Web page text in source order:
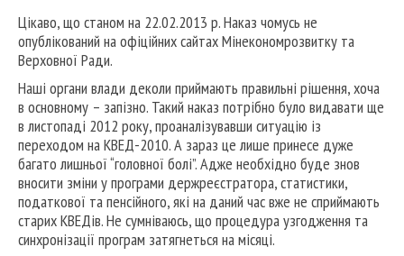
Цікаво, що станом на 22.02.2013 р. Наказ чомусь не
опублікований на офіційних сайтах Мінекономрозвитку та
Верховної Ради.
Наші органи влади деколи приймають правильні рішення, хоча
в основному – запізно. Такий наказ потрібно було видавати ще
в листопаді 2012 року, проаналізувавши ситуацію із
переходом на КВЕД-2010. А зараз це лише принесе дуже
багато лишньої “головної болі”. Адже необхідно буде знов
вносити зміни у програми держреєстратора, статистики,
податкової та пенсійного, які на даний час вже не сприймають
старих КВЕДів. Не сумніваюсь, що процедура узгодження та
синхронізації програм затягнеться на місяці.